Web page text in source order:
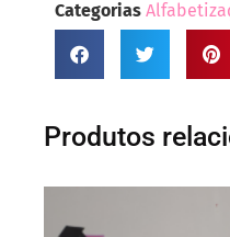
Categorias
Produtos